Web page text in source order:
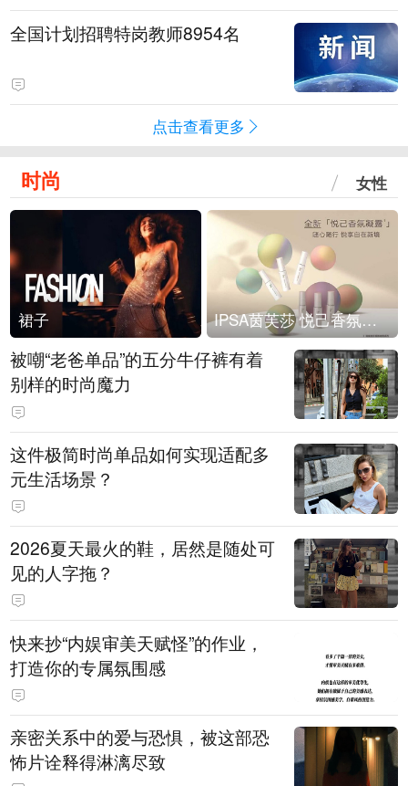
全国计划招聘特岗教师8954名
点击查看更多
时尚 女性
裙子 IPSA茵芙莎 悦己香氛凝露上市
被嘲“老爸单品”的五分牛仔裤有着
别样的时尚魔力
这件极简时尚单品如何实现适配多
元生活场景？
2026夏天最火的鞋，居然是随处可
见的人字拖？
快来抄“内娱审美天赋怪”的作业，
打造你的专属氛围感
亲密关系中的爱与恐惧，被这部恐
怖片诠释得淋漓尽致